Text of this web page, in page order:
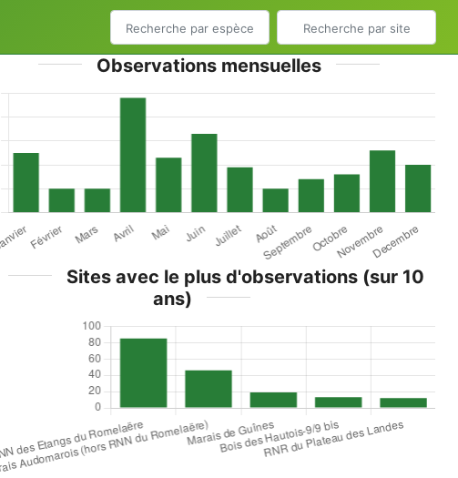
Observations mensuelles
Sites avec le plus d'observations (sur 10
ans)